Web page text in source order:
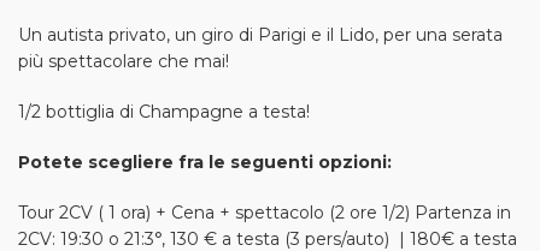
Un autista privato, un giro di Parigi e il Lido, per una serata
più spettacolare che mai!
1/2 bottiglia di Champagne a testa!
Potete scegliere fra le seguenti opzioni:
Tour 2CV ( 1 ora) + Cena + spettacolo (2 ore 1/2) Partenza in
2CV: 19:30 o 21:3°, 130 € a testa (3 pers/auto) | 180€ a testa